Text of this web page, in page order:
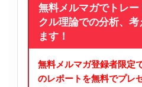
無料メルマガでトレー
クル理論での分析、
ます！
無料メルマガ登録者限定
のレポートを無料でプレ